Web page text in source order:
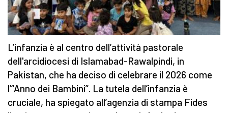
L’infanzia è al centro dell’attività pastorale
dell'arcidiocesi di Islamabad-Rawalpindi, in
Pakistan, che ha deciso di celebrare il 2026 come
l’“Anno dei Bambini”. La tutela dell’infanzia è
cruciale, ha spiegato all’agenzia di stampa Fides